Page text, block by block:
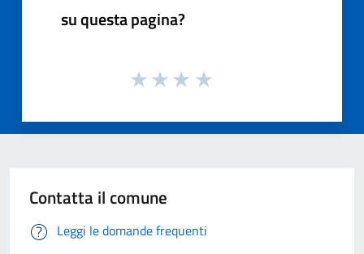
su questa pagina?
Contatta il comune
Leggi le domande frequenti